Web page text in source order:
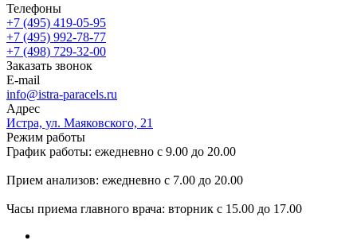
Телефоны
+7 (495) 419-05-95
+7 (495) 992-78-77
+7 (498) 729-32-00
Заказать звонок
E-mail
info@istra-paracels.ru
Адрес
Истра, ул. Маяковского, 21
Режим работы
График работы: ежедневно с 9.00 до 20.00
Прием анализов: ежедневно с 7.00 до 20.00
Часы приема главного врача: вторник с 15.00 до 17.00